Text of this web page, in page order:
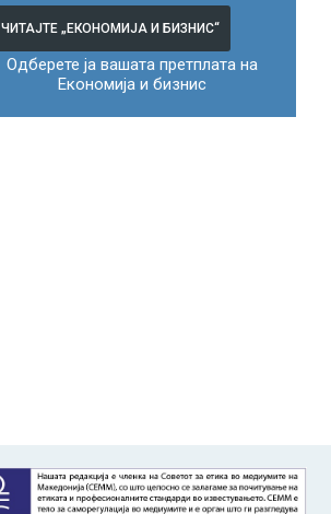
ЧИТАЈТЕ „ЕКОНОМИЈА И БИЗНИС“
Одберете ја вашата претплата на
Економија и бизнис